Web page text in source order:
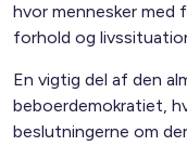
hvor mennesker med
forhold og
En vigtig del af den
beboerdemokratiet,
beslutningerne om